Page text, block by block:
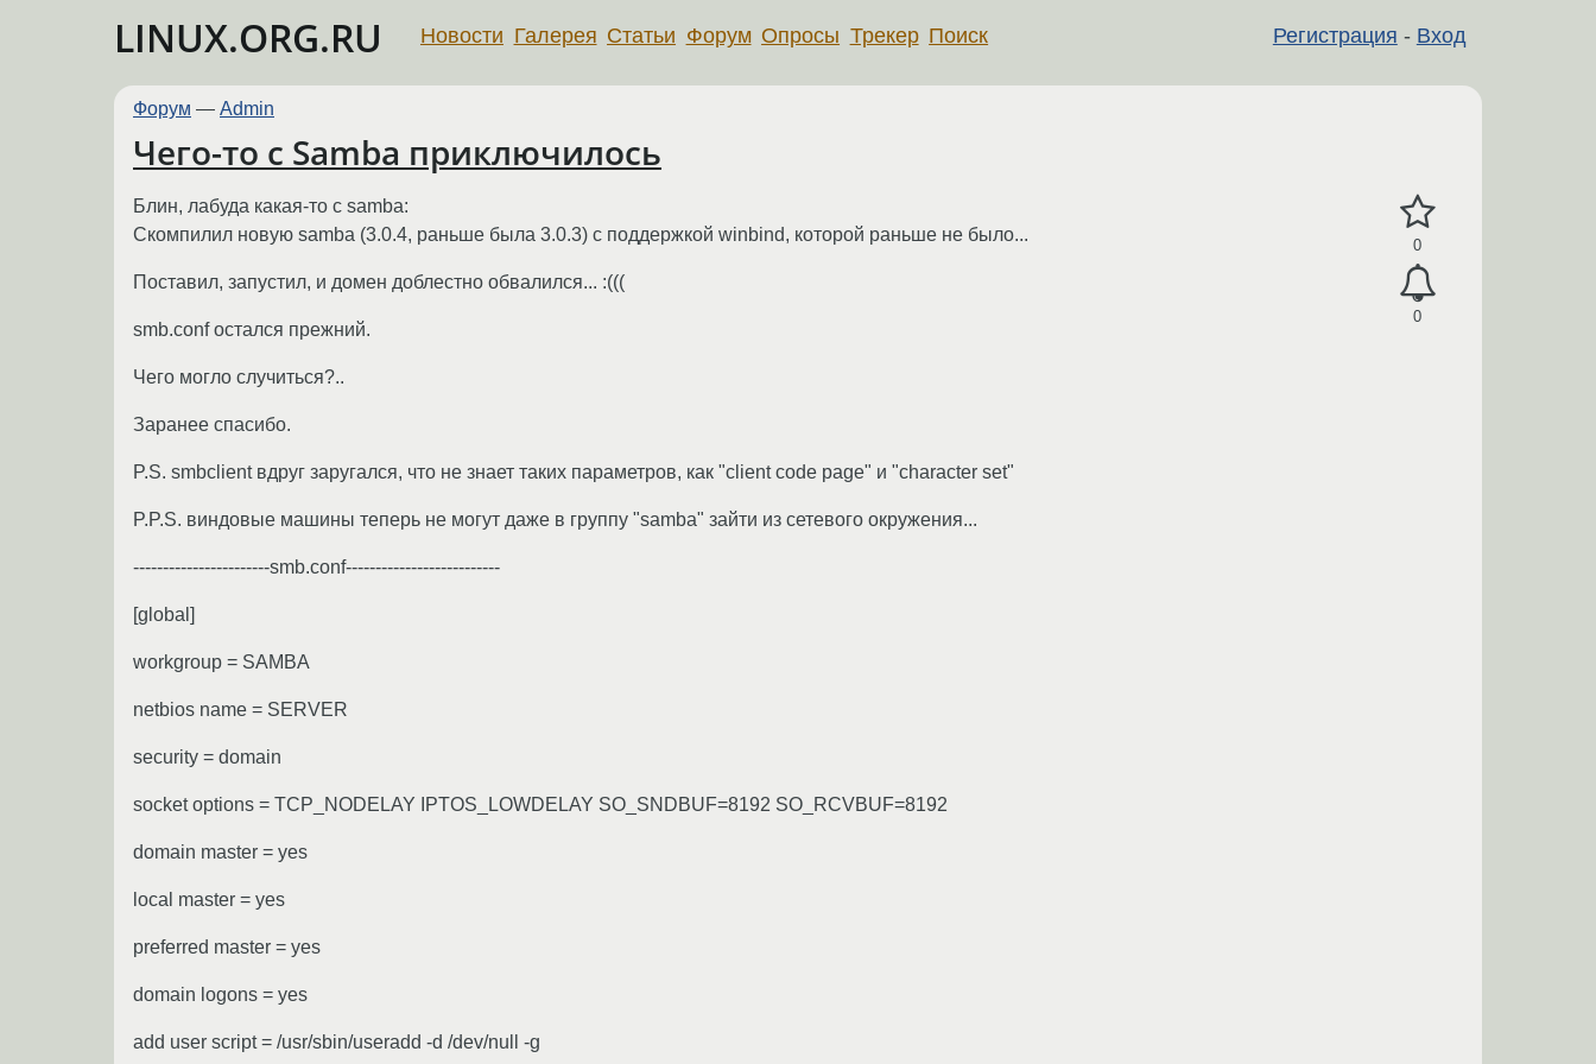
LINUX.ORG.RU Регистрация - Вход
Новости Галерея Статьи Форум Опросы Трекер Поиск
Форум — Admin
Чего-то с Samba приключилось
0
0
Блин, лабуда какая-то с samba:
Скомпилил новую samba (3.0.4, раньше была 3.0.3) c поддержкой winbind, которой раньше не было...
Поставил, запустил, и домен доблестно обвалился... :(((
smb.conf остался прежний.
Чего могло случиться?..
Заранее спасибо.
P.S. smbclient вдруг заругался, что не знает таких параметров, как "client code page" и "character set"
P.P.S. виндовые машины теперь не могут даже в группу "samba" зайти из сетевого окружения...
-----------------------smb.conf--------------------------
[global]
workgroup = SAMBA
netbios name = SERVER
security = domain
socket options = TCP_NODELAY IPTOS_LOWDELAY SO_SNDBUF=8192 SO_RCVBUF=8192
domain master = yes
local master = yes
preferred master = yes
domain logons = yes
add user script = /usr/sbin/useradd -d /dev/null -g